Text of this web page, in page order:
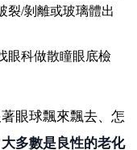
/剝離或玻璃體出
眼科做散瞳眼底檢
眼球飄來飄去、怎
大多數是良性的老化